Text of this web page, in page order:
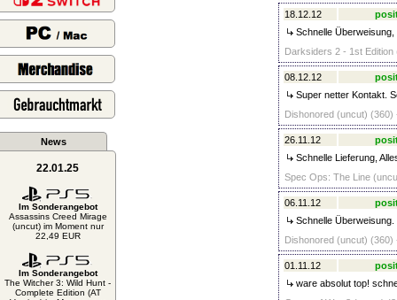
News
22.01.25
Im Sonderangebot
Assassins Creed Mirage
(uncut) im Moment nur
22,49 EUR
Im Sonderangebot
The Witcher 3: Wild Hunt -
Complete Edition (AT
18.12.12
Schnelle
Darksiders 2 - 1st
08.12.12
Super netter Kontakt.
Dishonored (uncut) (360)
26.11.12
Schnelle Lieferung,
Spec Ops: The Line
06.11.12
Schnelle
Dishonored (uncut) (360)
01.11.12
ware absolut top!